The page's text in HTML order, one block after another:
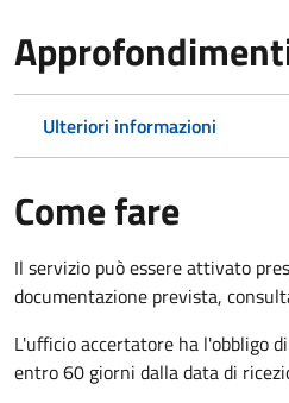
Ulteriori informazioni
Come fare
Il servizio può essere attivato
documentazione prevista,
L'ufficio accertatore ha l'obbligo
entro 60 giorni dalla data di